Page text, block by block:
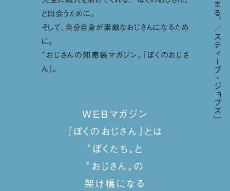
と出会うために。
そして、自分自身が素敵なおじさんになるため
に。
〝おじさんの知恵袋マガジン〟『ぼくのおじさ
ん』。
WEBマガジン
『ぼくのおじさん』とは
〝ぼくたち〟と
〝おじさん〟の
架け橋になる